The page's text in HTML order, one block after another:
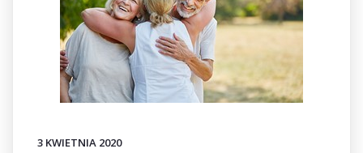
3 KWIETNIA 2020